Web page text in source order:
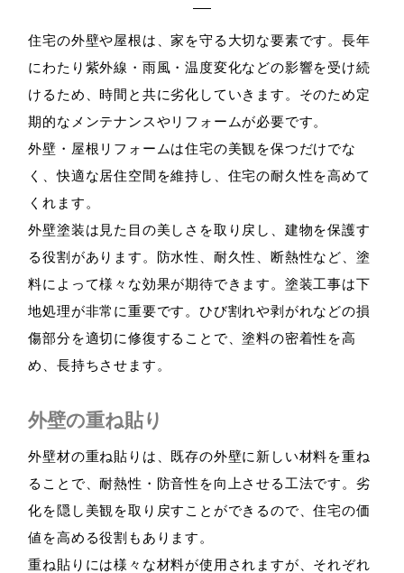
住宅の外壁や屋根は、家を守る大切な要素です。長年
にわたり紫外線・雨風・温度変化などの影響を受け続
けるため、時間と共に劣化していきます。そのため定
期的なメンテナンスやリフォームが必要です。
外壁・屋根リフォームは住宅の美観を保つだけでな
く、快適な居住空間を維持し、住宅の耐久性を高めて
くれます。
外壁塗装は見た目の美しさを取り戻し、建物を保護す
る役割があります。防水性、耐久性、断熱性など、塗
料によって様々な効果が期待できます。塗装工事は下
地処理が非常に重要です。ひび割れや剥がれなどの損
傷部分を適切に修復することで、塗料の密着性を高
め、長持ちさせます。
外壁の重ね貼り
外壁材の重ね貼りは、既存の外壁に新しい材料を重ね
ることで、耐熱性・防音性を向上させる工法です。劣
化を隠し美観を取り戻すことができるので、住宅の価
値を高める役割もあります。
重ね貼りには様々な材料が使用されますが、それぞれ